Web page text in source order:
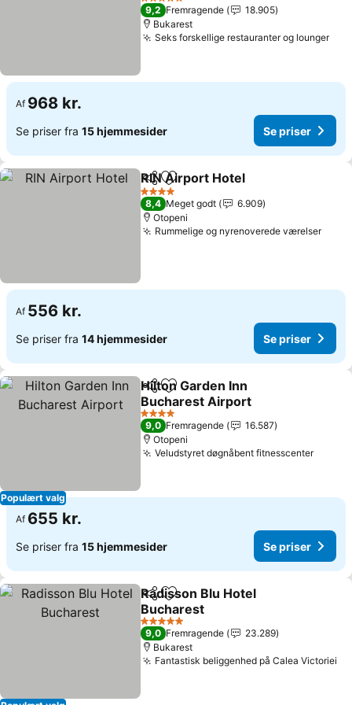
5 Stjerner
9,2 Fremragende
18.905
Bukarest
Seks forskellige restauranter og loungerSe
Af 968 kr.
Se priser fra 15 hjemmesider Se priser
Del Føj til favoritter
RIN Airport Hotel
4 Stjerner
8,4 Meget godt
6.909
Otopeni
Rummelige og nyrenoverede værelserSe
Af 556 kr.
Se priser fra 14 hjemmesider Se priser
Populært valg
Del Føj til favoritter
Hilton Garden Inn
Bucharest Airport
Se priser
4 Stjerner
9,0 Fremragende
16.587
Otopeni
Veludstyret døgnåbent fitnesscenterSe
Af 655 kr.
Se priser fra 15 hjemmesider Se priser
Del Føj til favoritter
Radisson Blu Hotel
Bucharest
Se priser
5 Stjerner
9,0 Fremragende
23.289
Bukarest
Fantastisk beliggenhed på Calea Victoriei